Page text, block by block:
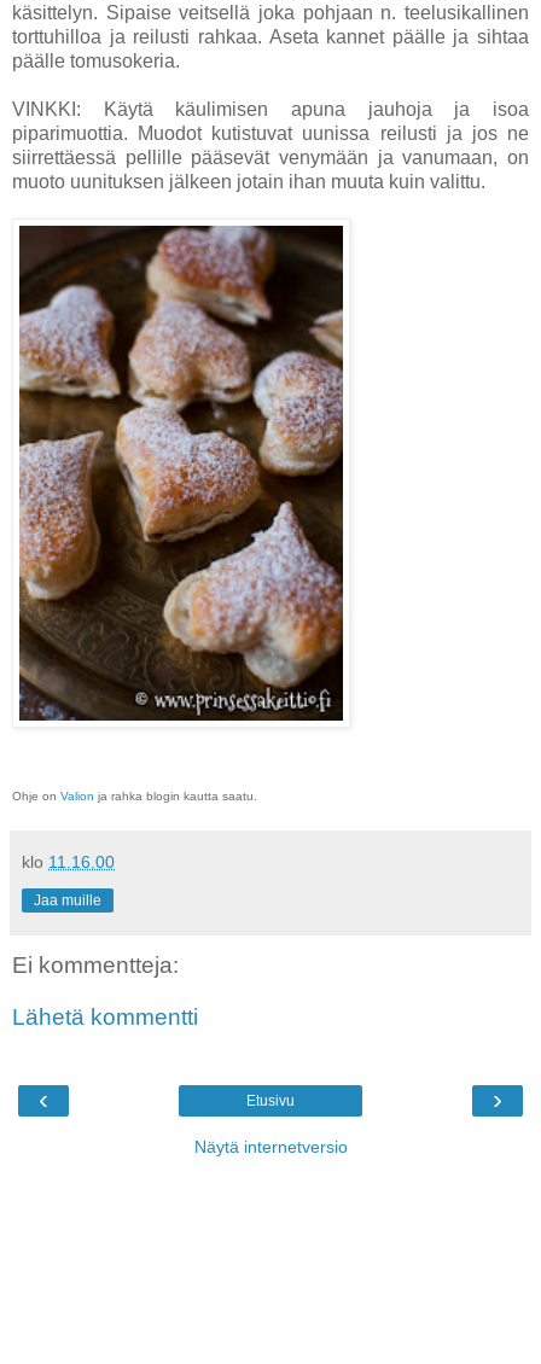
käsittelyn. Sipaise veitsellä joka pohjaan n. teelusikallinen
torttuhilloa ja reilusti rahkaa. Aseta kannet päälle ja sihtaa
päälle tomusokeria.
VINKKI: Käytä käulimisen apuna jauhoja ja isoa
piparimuottia. Muodot kutistuvat uunissa reilusti ja jos ne
siirrettäessä pellille pääsevät venymään ja vanumaan, on
muoto uunituksen jälkeen jotain ihan muuta kuin valittu.
Ohje on Valion ja rahka blogin kautta saatu.
klo 11.16.00
Jaa muille
Ei kommentteja:
Lähetä kommentti
‹ ›
Etusivu
Näytä internetversio